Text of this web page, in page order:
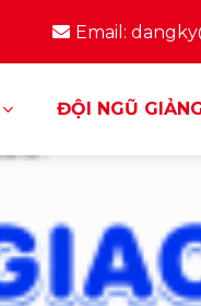
Email:
ĐỘI NGŨ